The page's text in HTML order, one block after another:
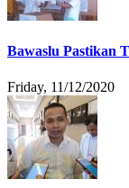
Bawaslu Pastikan
Friday, 11/12/2020